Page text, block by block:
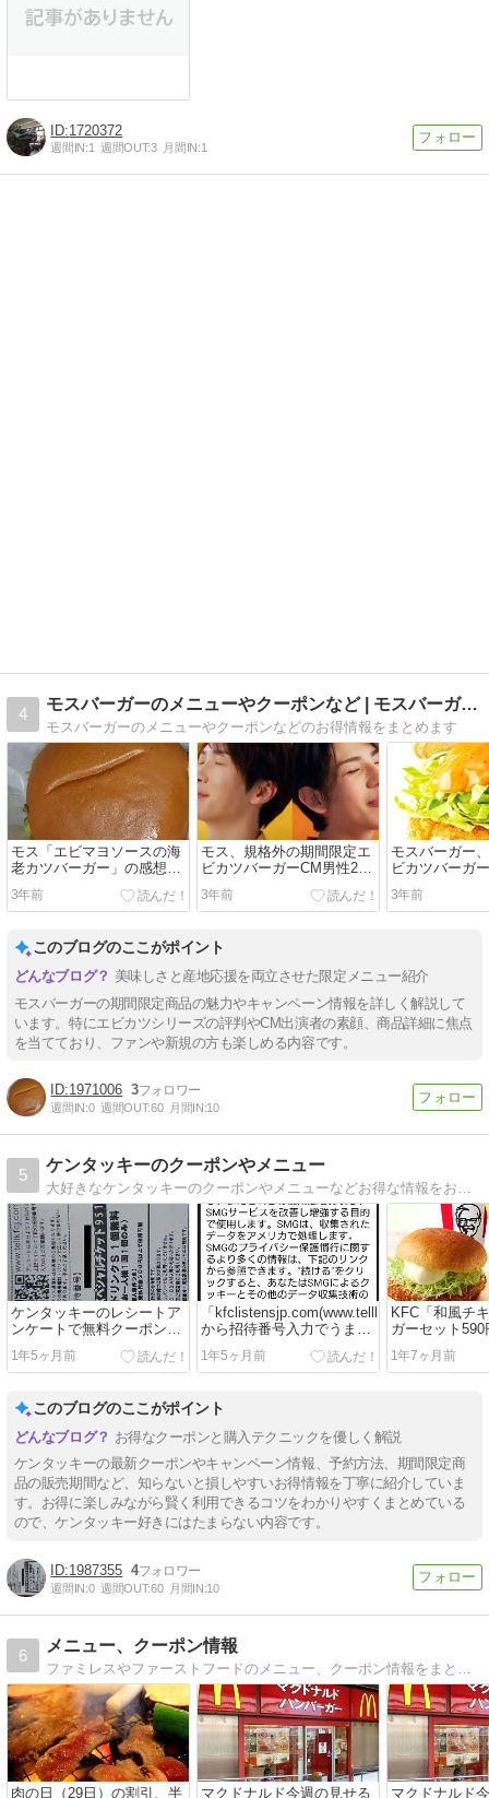
1720372
週間IN:1 週間OUT:3 月間IN:1
4
モスバーガーのメニューやクーポンなど | モスバーガーのメ…
モスバーガーのメニューやクーポンなどのお得情報をまとめます
モス「エビマヨソースの海
老カツバーガー」の感想、
口コミ評判など、どちらが
おいしい？
3年前
モス、規格外の期間限定エ
ビカツバーガーCM男性2人
は誰？
3年前
モスバーガー
ビカツバーガ
間はいつから
3年前
このブログのここがポイント
美味しさと産地応援を両立させた限定メニュー紹介
モスバーガーの期間限定商品の魅力やキャンペーン情報を詳しく解説して
います。特にエビカツシリーズの評判やCM出演者の素顔、商品詳細に焦点
を当てており、ファンや新規の方も楽しめる内容です。
1971006 3
週間IN:0 週間OUT:60 月間IN:10
5
ケンタッキーのクーポンやメニュー
大好きなケンタッキーのクーポンやメニューなどお得な情報をお届けします
ケンタッキーのレシートア
ンケートで無料クーポン、
50円クーポンもらえる
1年5ヶ月前
「kfclistensjp.com(www.tellkfcj.com)」
から招待番号入力でうまく
いかない場合は？
1年5ヶ月前
KFC「和風チ
ガーセット590
円)」の期間は
まで？
1年7ヶ月前
このブログのここがポイント
お得なクーポンと購入テクニックを優しく解説
ケンタッキーの最新クーポンやキャンペーン情報、予約方法、期間限定商
品の販売期間など、知らないと損しやすいお得情報を丁寧に紹介していま
す。お得に楽しみながら賢く利用できるコツをわかりやすくまとめている
ので、ケンタッキー好きにはたまらない内容です。
1987355 4
週間IN:0 週間OUT:60 月間IN:10
6
メニュー、クーポン情報
肉の日（29日）の割引、半 マクドナルド今週の見せる マクドナルド